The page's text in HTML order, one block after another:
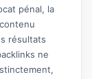
pénal, la
résultats
ne